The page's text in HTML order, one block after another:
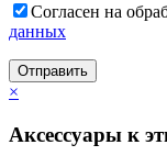
Согласен на
данных
Отправить
×
Аксессуары к